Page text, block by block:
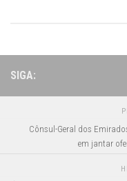
SIGA:
Cônsul-Geral dos
em jantar